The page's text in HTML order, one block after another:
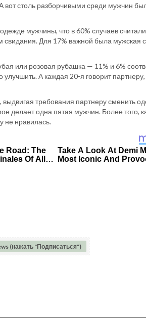
вот столь разборчивыми среди мужчин
мужчины, что в 60% случаев считали
Для 17% важной была мужская
или розовая рубашка — 11% и 6%
А каждая 20-я говорит партнеру,
требования партнеру сменить
делает одна пятая мужчин. Более того,
не нравилась.
(нажать "Подписаться")